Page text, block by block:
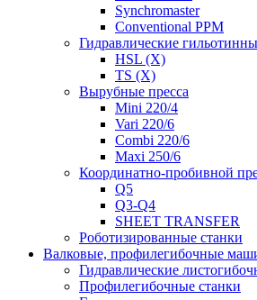
Synchromaster
Conventional PPM
Гидравлические
HSL (X)
TS (X)
Вырубные пресса
Mini 220/4
Vari 220/6
Combi 220/6
Maxi 250/6
Координатно-пробивной
Q5
Q3-Q4
SHEET TRANSFER
Роботизированные станки
Валковые, профилегибочные
Гидравлические
Профилегибочные станки